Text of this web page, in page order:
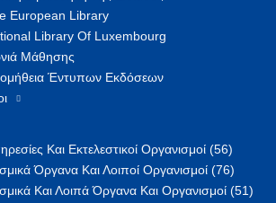
European Library
Library Of Luxembourg
Μάθησης
Έντυπων Εκδόσεων
Και Εκτελεστικοί Οργανισμοί (56)
Όργανα Και Λοιποί Οργανισμοί (76)
Και Λοιπά Όργανα Και Οργανισμοί (51)